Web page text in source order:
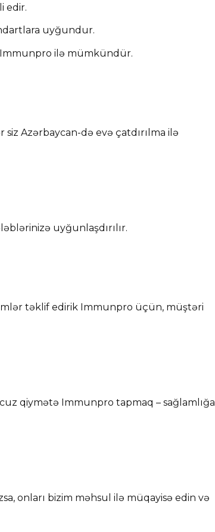
edir.
uyğundur.
ilə mümkündür.
Azərbaycan-də evə çatdırılma ilə
uyğunlaşdırılır.
təklif edirik Immunpro üçün, müştəri
qiymətə Immunpro tapmaq – sağlamlığa
onları bizim məhsul ilə müqayisə edin və